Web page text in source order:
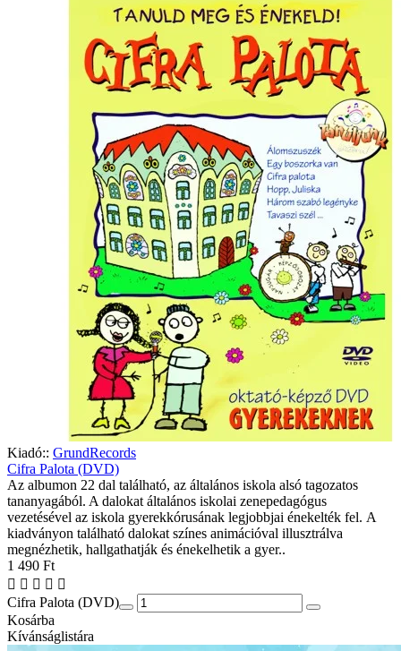
Kiadó:: GrundRecords
Cifra Palota (DVD)
Az albumon 22 dal található, az általános iskola alsó tagozatos
tananyagából. A dalokat általános iskolai zenepedagógus
vezetésével az iskola gyerekkórusának legjobbjai énekelték fel. A
kiadványon található dalokat színes animációval illusztrálva
megnézhetik, hallgathatják és énekelhetik a gyer..
1 490 Ft
Cifra Palota (DVD)
Kosárba
Kívánságlistára